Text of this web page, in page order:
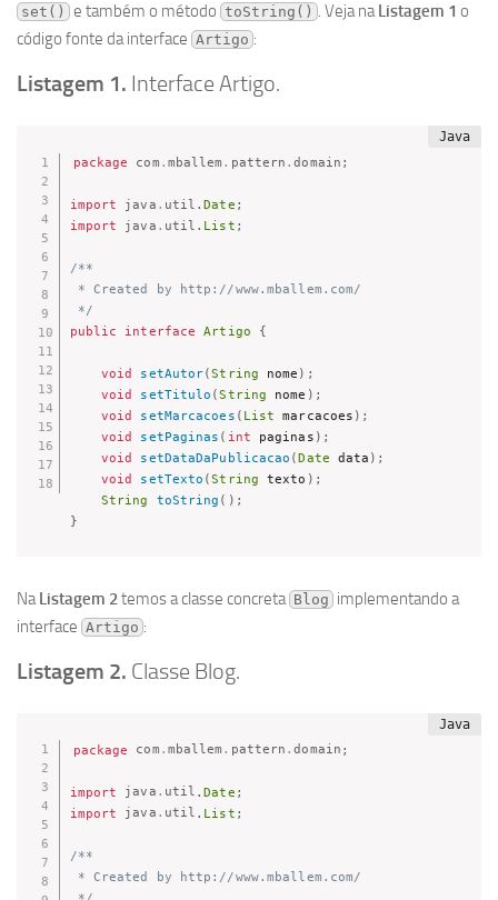
set() e também o método toString() . Veja na Listagem 1 o
código fonte da interface Artigo :
Listagem 1. Interface Artigo.
package com . mballem . pattern .domain ;
import java . util .Date ;
import
java . util . List ;
/**
* Created by http://www.mballem.com/
*/
public
interface Artigo {
void setAutor(String nome ) ;
void
setTitulo (String nome ) ;
void
setMarcacoes ( List marcacoes ) ;
void
setPaginas ( int paginas ) ;
void
setDataDaPublicacao (Date data ) ;
void
setTexto (String texto ) ;
String
toString ( ) ;
}
NaListagem 2temos a classe concreta Blog implementando a
interface Artigo :
Listagem 2. Classe Blog.
package com . mballem . pattern .domain ;
import java . util .Date ;
import
java . util . List ;
/**
* Created by http://www.mballem.com/